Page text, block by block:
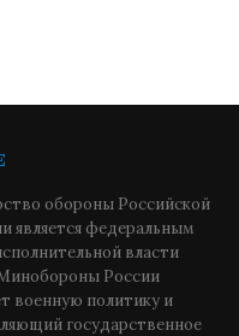
обороны Российской
является федеральным
власти
России
военную политику и
государственное